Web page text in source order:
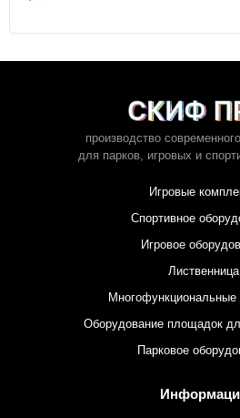
производство
для парков, игровых и
Игровые
Спортивное
Игровое
Лиственница
Многофункциональные
Оборудование площадок
Парковое